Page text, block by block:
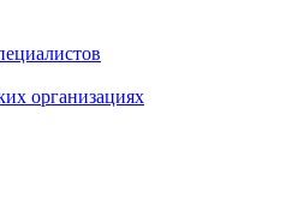
организациях